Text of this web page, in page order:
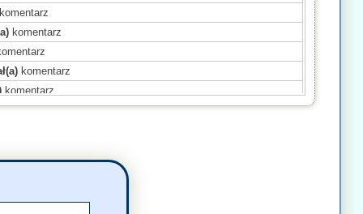
komentarz
komentarz
komentarz
komentarz
komentarz